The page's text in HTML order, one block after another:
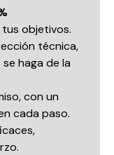
objetivos.
técnica,
haga de la
con un
cada paso.